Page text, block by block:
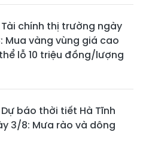
Tài chính thị trường ngày
Mua vàng vùng giá cao
lỗ 10 triệu đồng/lượng
Dự báo thời tiết Hà Tĩnh
3/8: Mưa rào và dông